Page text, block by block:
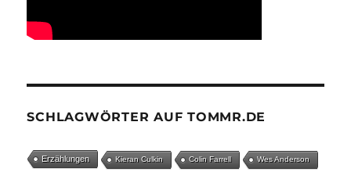
SCHLAGWÖRTER AUF TOMMR.DE
Erzählungen Kieran Culkin Colin Farrell Wes Anderson